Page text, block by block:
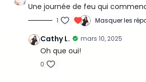
Une journée de feu qui
1 Masquer les
Cathy L. mars 10, 2025
Oh que oui!
0